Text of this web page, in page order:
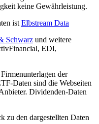
keine Gewährleistung.
ist Elbstream Data
Schwarz und weitere
EDI,
der
Daten sind die Webseiten
Dividenden-Daten
zu den dargestellten Daten